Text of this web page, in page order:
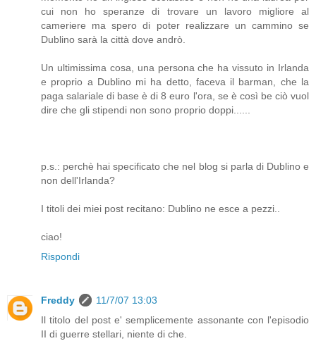
cui non ho speranze di trovare un lavoro migliore al
cameriere ma spero di poter realizzare un cammino se
Dublino sarà la città dove andrò.
Un ultimissima cosa, una persona che ha vissuto in Irlanda
e proprio a Dublino mi ha detto, faceva il barman, che la
paga salariale di base è di 8 euro l'ora, se è così be ciò vuol
dire che gli stipendi non sono proprio doppi......
p.s.: perchè hai specificato che nel blog si parla di Dublino e
non dell'Irlanda?
I titoli dei miei post recitano: Dublino ne esce a pezzi..
ciao!
Rispondi
Freddy
11/7/07 13:03
Il titolo del post e' semplicemente assonante con l'episodio
II di guerre stellari, niente di che.